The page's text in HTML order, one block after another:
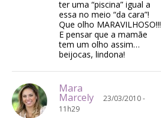
ter uma “piscina” igual a
essa no meio “da cara”!
Que olho MARAVILHOSO!!!
E pensar que a mamãe
tem um olho assim…
beijocas, lindona!
Mara
Marcely
23/03/2010 -
11h29